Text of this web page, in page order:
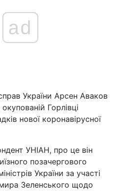
ad
України Арсен Аваков
Горлівці
нової коронавірусної
УНІАН, про це він
позачергового
України за участі
Зеленського щодо